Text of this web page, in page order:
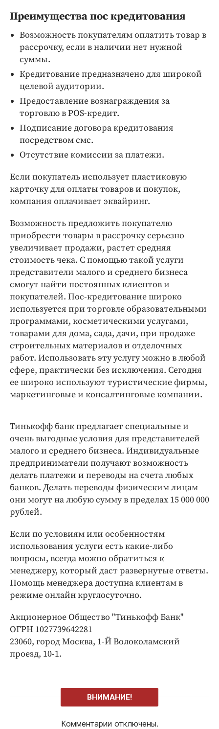
Преимущества пос кредитования
Возможность покупателям оплатить товар в
рассрочку, если в наличии нет нужной
суммы.
Кредитование предназначено для широкой
целевой аудитории.
Предоставление вознаграждения за
торговлю в POS-кредит.
Подписание договора кредитования
посредством смс.
Отсутствие комиссии за платежи.
Если покупатель использует пластиковую
карточку для оплаты товаров и покупок,
компания оплачивает эквайринг.
Возможность предложить покупателю
приобрести товары в рассрочку серьезно
увеличивает продажи, растет средняя
стоимость чека. С помощью такой услуги
представители малого и среднего бизнеса
смогут найти постоянных клиентов и
покупателей. Пос-кредитование широко
используется при торговле образовательными
программами, косметическими услугами,
товарами для дома, сада, дачи, при продаже
строительных материалов и отделочных
работ. Использовать эту услугу можно в любой
сфере, практически без исключения. Сегодня
ее широко используют туристические фирмы,
маркетинговые и консалтинговые компании.
Тинькофф банк предлагает специальные и
очень выгодные условия для представителей
малого и среднего бизнеса. Индивидуальные
предприниматели получают возможность
делать платежи и переводы на счета любых
банков. Делать переводы физическим лицам
они могут на любую сумму в пределах 15 000 000
рублей.
Если по условиям или особенностям
использования услуги есть какие-либо
вопросы, всегда можно обратиться к
менеджеру, который даст развернутые ответы.
Помощь менеджера доступна клиентам в
режиме онлайн круглосуточно.
Акционерное Общество "Тинькофф Банк"
ОГРН 1027739642281
23060, город Москва, 1-Й Волоколамский
проезд, 10-1.
ВНИМАНИЕ!
Комментарии отключены.